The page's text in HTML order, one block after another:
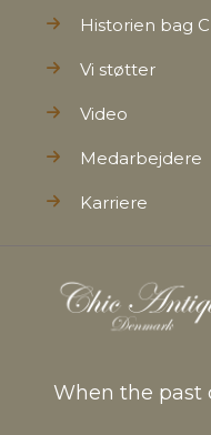
Historien bag
Vi støtter
Video
Medarbejdere
Karriere
When the past